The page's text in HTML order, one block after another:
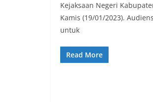
Kejaksaan Negeri
Kamis (19/01/2023).
untuk
Read More